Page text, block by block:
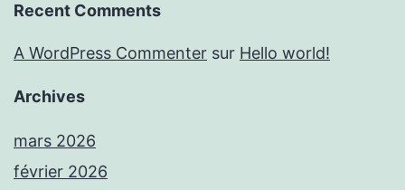
Recent Comments
A WordPress Commenter sur Hello world!
Archives
mars 2026
février 2026